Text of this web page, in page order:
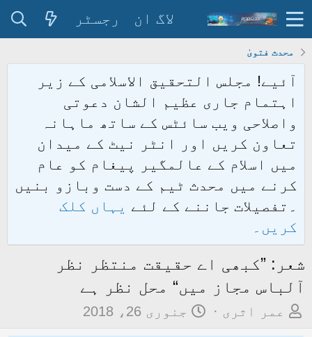
لاگ ان رجسٹر
محدث فتویٰ
آئیے! مجلس التحقیق الاسلامی کے زیر
اہتمام جاری عظیم الشان دعوتی
واصلاحی ویب سائٹس کے ساتھ ماہانہ
تعاون کریں اور انٹر نیٹ کے میدان
میں اسلام کے عالمگیر پیغام کو عام
کرنے میں محدث ٹیم کے دست وبازو بنیں
۔تفصیلات جاننے کے لئے یہاں کلک
کریں۔
شعر: ”کبھی اے حقیقت منتظر نظر
آلباس مجاز میں“ محل نظر ہے
معمر اثری
ت
جنوری 26، 2018